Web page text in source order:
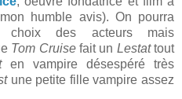
humble avis). On pourra
des acteurs mais
Tom Cruisefait un Lestattout
en vampire désespéré très
une petite fille vampire assez